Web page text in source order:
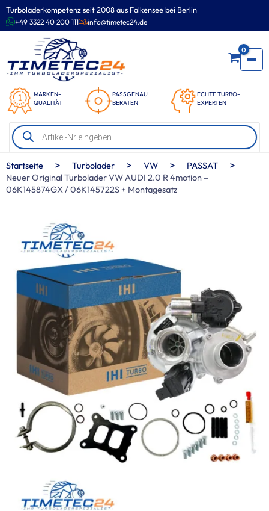
Turboladerkompetenz seit 2008 aus Falkensee bei Berlin
+49 3322 40 200 111 info@timetec24.de
MARKEN-
QUALITÄT
PASSGENAU
BERATEN
ECHTE TURBO-
EXPERTEN
0
Products
search
Zum
Inhalt
springen
Startseite > Turbolader > VW > PASSAT >
Neuer Original Turbolader VW AUDI 2.0 R 4motion –
06K145874GX / 06K145722S + Montagesatz